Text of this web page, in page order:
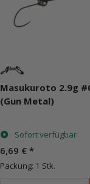
Masukuroto 2.9g
(Gun Metal)
Sofort verfügbar
6,69 € *
Packung: 1 Stk.